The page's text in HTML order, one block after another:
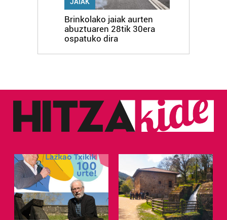
JAIAK
Brinkolako jaiak aurten
abuztuaren 28tik 30era
ospatuko dira